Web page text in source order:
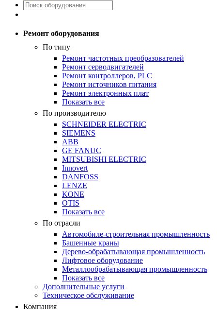
Ремонт оборудования
По типу
Ремонт частотных преобразователей
Ремонт серводвигателей
Ремонт контроллеров, PLC
Ремонт источников питания
Ремонт электронных плат
Показать все
По производителю
SCHNEIDER ELECTRIC
SIEMENS
ABB
GE FANUC
MITSUBISHI ELECTRIC
Innovert
DANFOSS
LENZE
KONE
OTIS
Показать все
По отрасли
Автомобиле-строительная промышленность
Башенные краны
Дерево-обрабатывающая промышленность
Лифтовое оборудование
Металлообрабатывающая промышленность
Показать все
Дополнительные услуги
Техническое обслуживание
Компания